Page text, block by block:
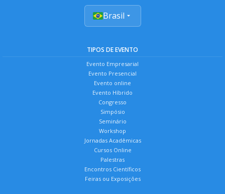
Brasil
TIPOS DE EVENTO
Evento Empresarial
Evento Presencial
Evento online
Evento Híbrido
Congresso
Simpósio
Seminário
Workshop
Jornadas Acadêmicas
Cursos Online
Palestras
Encontros Científicos
Feiras ou Exposições